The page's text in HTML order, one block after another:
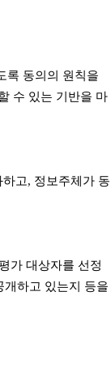
록 동의의 원칙을
수 있는 기반을 마
고, 정보주체가 동
가 대상자를 선정
개하고 있는지 등을